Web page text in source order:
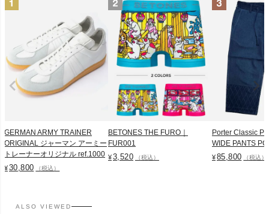
GERMAN ARMY TRAINER
ORIGINAL ジャーマン アーミー
トレーナーオリジナル ref.1000
¥30,800 （税込）
BETONES THE FURO｜
FUR001
¥3,520 （税込）
Porter Classic
WIDE PANTS
¥85,800 （税込）
ALSO VIEWED